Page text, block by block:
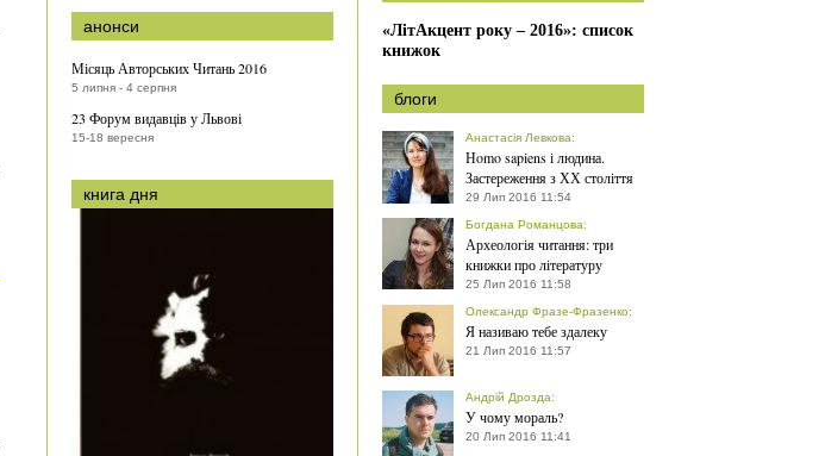
анонси
Місяць Авторських Читань 2016
5 липня - 4 серпня
23 Форум видавців у Львові
15-18 вересня
книга дня
«ЛітАкцент року – 2016»: список
книжок
блоги
Анастасія Левкова:
Нomo sapiens і людина.
Застереження з ХХ століття
29 Лип 2016 11:54
Богдана Романцова:
Археологія читання: три
книжки про літературу
25 Лип 2016 11:58
Олександр Фразе-Фразенко:
Я називаю тебе здалеку
21 Лип 2016 11:57
Андрій Дрозда:
У чому мораль?
20 Лип 2016 11:41